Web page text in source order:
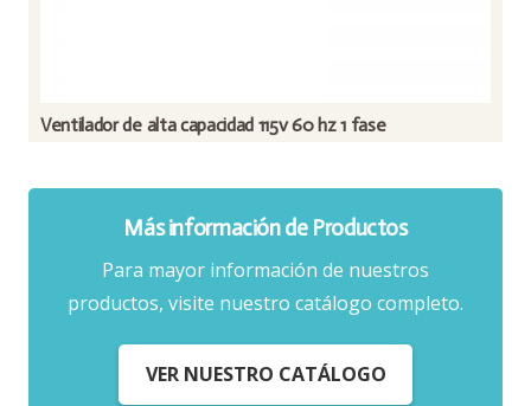
Ventilador de alta capacidad 115v 60 hz 1 fase
Más información de Productos
Para mayor información de nuestros
productos, visite nuestro catálogo completo.
VER NUESTRO CATÁLOGO